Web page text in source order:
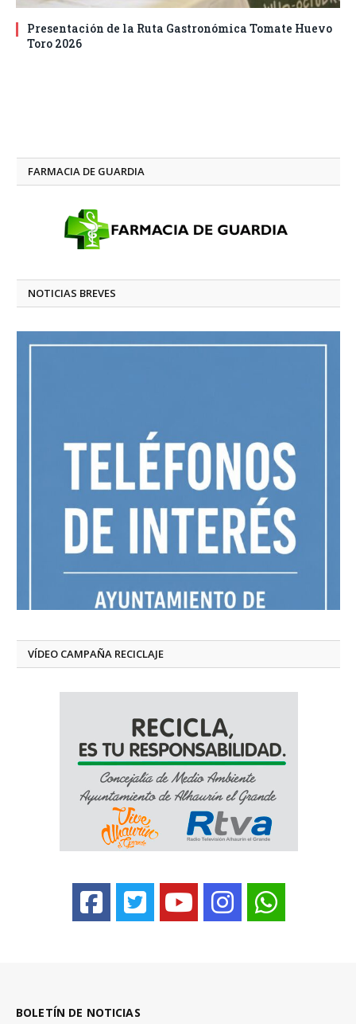
Presentación de la Ruta Gastronómica Tomate Huevo
Toro 2026
FARMACIA DE GUARDIA
NOTICIAS BREVES
VÍDEO CAMPAÑA RECICLAJE
BOLETÍN DE NOTICIAS